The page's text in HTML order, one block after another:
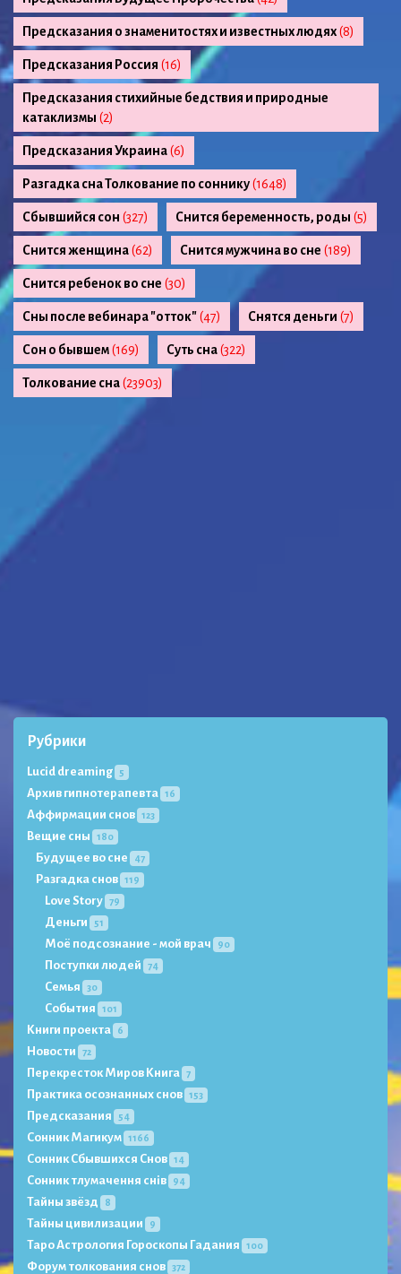
Предсказания о знаменитостях и известных людях(8)
Предсказания Россия (16)
Предсказания стихийные бедствия и природные
катаклизмы (2)
Предсказания Украина(6)
Разгадка сна Толкование по соннику(1648)
Сбывшийся сон (327) Снится беременность, роды (5)
Снится женщина(62) Снится мужчина во сне (189)
Снится ребенок во сне (30)
Сны после вебинара "отток"(47) Снятся деньги (7)
Сон о бывшем(169) Суть сна(322)
Толкование сна(23903)
Рубрики
Lucid dreaming 5
Архив гипнотерапевта 16
Аффирмации снов 123
Вещие сны 180
Будущее во сне 47
Разгадка снов 119
Love Story 79
Деньги 51
Моё подсознание - мой врач 90
Поступки людей 74
Семья 30
События 101
Книги проекта 6
Новости 72
Перекресток Миров Книга 7
Практика осознанных снов 153
Предсказания 54
Сонник Магикум 1166
Сонник Сбывшихся Снов 14
Сонник тлумачення снів 94
Тайны звёзд 8
Тайны цивилизации 9
Таро Астрология Гороскопы Гадания 100
Форум толкования снов 372